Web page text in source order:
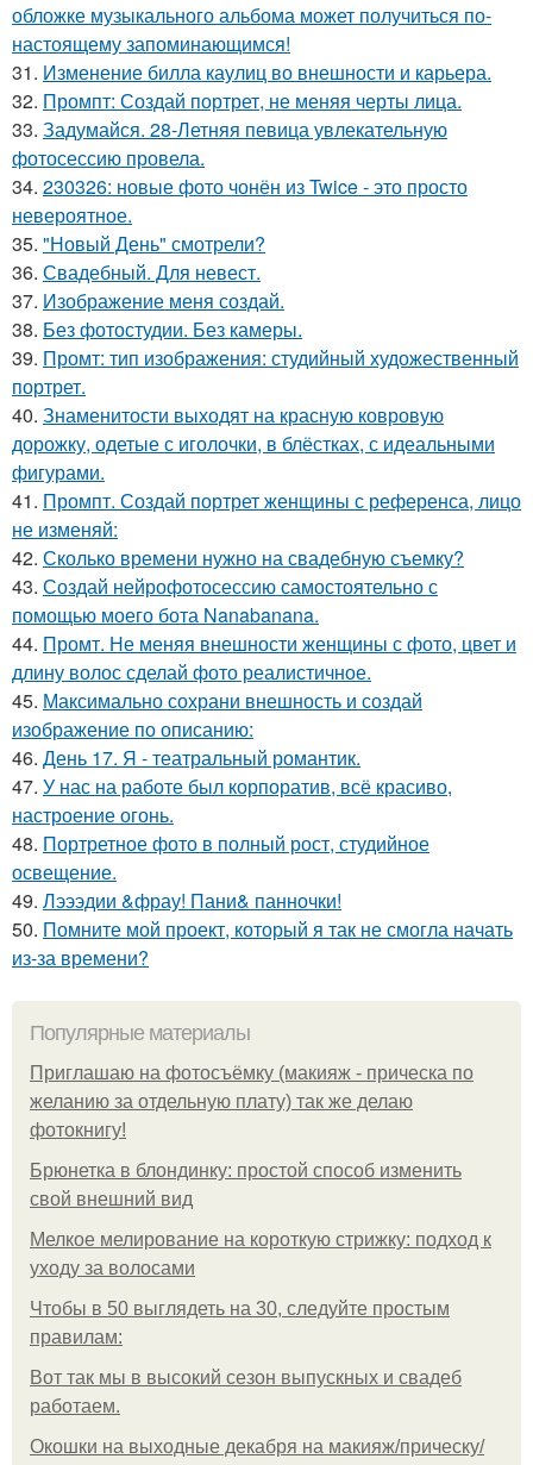
обложке музыкального альбома может получиться по-
настоящему запоминающимся!
31. Изменение билла каулиц во внешности и карьера.
32. Промпт: Создай портрет, не меняя черты лица.
33. Задумайся. 28-Летняя певица увлекательную
фотосессию провела.
34. 230326: новые фото чонён из Twice - это просто
невероятное.
35. "Новый День" смотрели?
36. Свадебный. Для невест.
37. Изображение меня создай.
38. Без фотостудии. Без камеры.
39. Промт: тип изображения: студийный художественный
портрет.
40. Знаменитости выходят на красную ковровую
дорожку, одетые с иголочки, в блёстках, с идеальными
фигурами.
41. Промпт. Создай портрет женщины с референса, лицо
не изменяй:
42. Сколько времени нужно на свадебную съемку?
43. Создай нейрофотосессию самостоятельно с
помощью моего бота Nanabanana.
44. Промт. Не меняя внешности женщины с фото, цвет и
длину волос сделай фото реалистичное.
45. Максимально сохрани внешность и создай
изображение по описанию:
46. День 17. Я - театральный романтик.
47. У нас на работе был корпоратив, всё красиво,
настроение огонь.
48. Портретное фото в полный рост, студийное
освещение.
49. Лэээдии &фрау! Пани& панночки!
50. Помните мой проект, который я так не смогла начать
из-за времени?
Популярные материалы
Приглашаю на фотосъёмку (макияж - прическа по
желанию за отдельную плату) так же делаю
фотокнигу!
Брюнетка в блондинку: простой способ изменить
свой внешний вид
Мелкое мелирование на короткую стрижку: подход к
уходу за волосами
Чтобы в 50 выглядеть на 30, следуйте простым
правилам:
Вот так мы в высокий сезон выпускных и свадеб
работаем.
Окошки на выходные декабря на макияж/прическу/